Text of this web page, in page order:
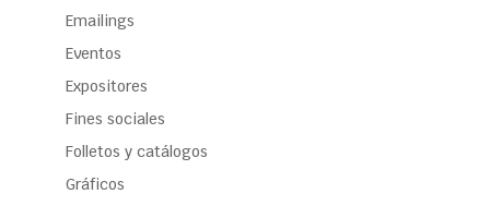
Emailings
Eventos
Expositores
Fines sociales
Folletos y catálogos
Gráficos